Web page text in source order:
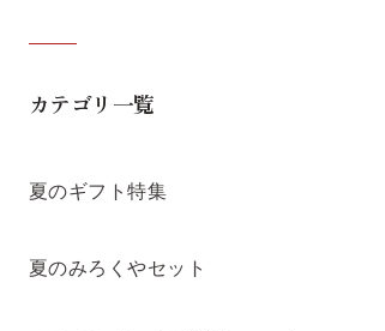
カテゴリ一覧
夏のギフト特集
夏のみろくやセット